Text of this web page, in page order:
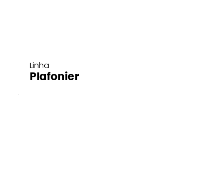
Linha
Plafonier